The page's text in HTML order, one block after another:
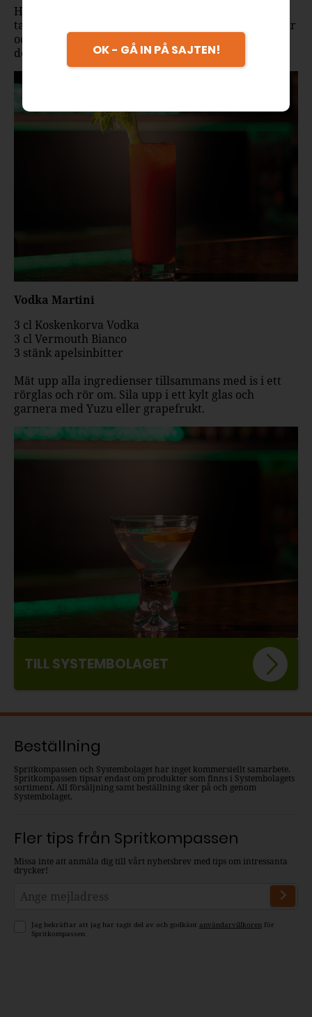
Häll i vodka, tomatjuice, citronjuice, sockerlag,
tabasco, worcestershiresås, salt & peppar i en shaker
och skaka med is. Häll upp i ett högt glas och
dekorera med en selleristjälk.
Vodka Martini
3 cl Koskenkorva Vodka
3 cl Vermouth Bianco
3 stänk apelsinbitter
Mät upp alla ingredienser tillsammans med is i ett
rörglas och rör om. Sila upp i ett kylt glas och
garnera med Yuzu eller grapefrukt.
TILL SYSTEMBOLAGET
Beställning
Spritkompassen och Systembolaget har inget kommersiellt samarbete.
Spritkompassen tipsar endast om produkter som finns i Systembolagets
sortiment. All försäljning samt beställning sker på och genom
Systembolaget.
Fler tips från Spritkompassen
Missa inte att anmäla dig till vårt nyhetsbrev med tips om intressanta
drycker!
Jag bekräftar att jag har tagit del av och godkänt användarvillkoren för
Spritkompassen
OK - GÅ IN PÅ SAJTEN!